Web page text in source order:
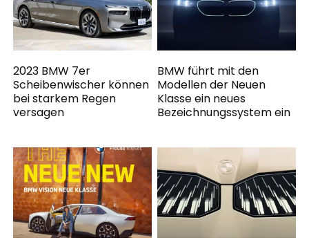
2023 BMW 7er
Scheibenwischer können
bei starkem Regen
versagen
BMW führt mit den
Modellen der Neuen
Klasse ein neues
Bezeichnungssystem ein